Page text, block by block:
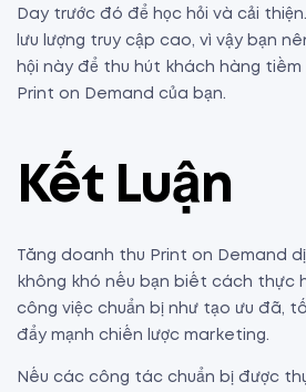
Day trước đó để học hỏi và cải
lưu lượng truy cập cao, vì vậy bạn
hội này để thu hút khách hàng
Print on Demand của bạn.
Kết Luận
Tăng doanh thu Print on Demand
không khó nếu bạn biết cách thực
công việc chuẩn bị như tạo ưu đã,
đẩy mạnh chiến lược marketing.
Nếu các công tác chuẩn bị được